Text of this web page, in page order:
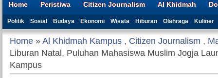
Home Peristiwa Citizen Journalism Al Khidmah
Politik Sosial Budaya Ekonomi Wisata Hiburan Olahraga Kuliner
Home »Al Khidmah Kampus , Citizen Journalism ,
Liburan Natal, Puluhan Mahasiswa Muslim Jogja
Kampus